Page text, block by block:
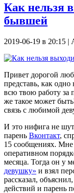
Как нельзя
бывшей
2019-06-19 в 20:15
Привет дорогой
представь, как
всю твою работу за
же такое может
связь с любимой
И это нифига не
парень Вконтакт,
15 сообщениях. Мне
оперативном
месяца. Тогда он у
девушку» и взял
рассказал,
действий и парень